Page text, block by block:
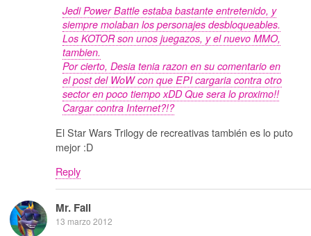
Jedi Power Battle estaba bastante entretenido, y
siempre molaban los personajes desbloqueables.
Los KOTOR son unos juegazos, y el nuevo MMO,
tambien.
Por cierto, Desia tenia razon en su comentario en
el post del WoW con que EPI cargaria contra otro
sector en poco tiempo xDD Que sera lo proximo!!
Cargar contra Internet?!?
El Star Wars Trilogy de recreativas también es lo puto
mejor :D
Reply
Mr. Fail
13 marzo 2012